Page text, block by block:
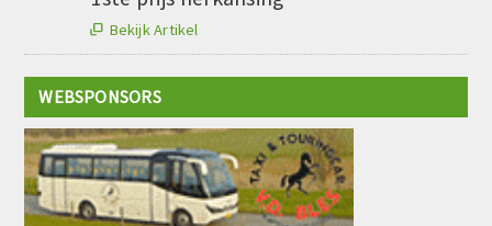
 Bekijk Artikel
WEBSPONSORS